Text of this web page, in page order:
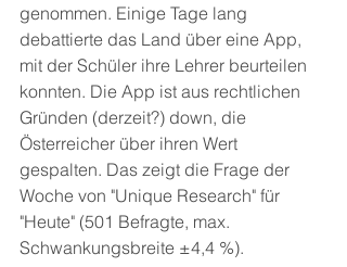
genommen. Einige Tage lang
debattierte das Land über eine App,
mit der Schüler ihre Lehrer beurteilen
konnten. Die App ist aus rechtlichen
Gründen (derzeit?) down, die
Österreicher über ihren Wert
gespalten. Das zeigt die Frage der
Woche von "Unique Research" für
"Heute" (501 Befragte, max.
Schwankungsbreite ±4,4 %).